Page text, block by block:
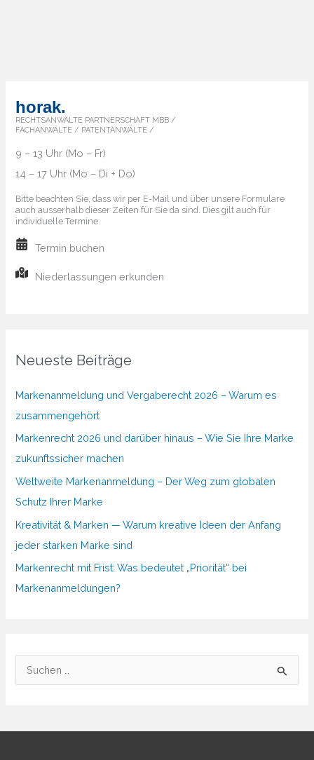
horak.
RECHTSANWÄLTE PARTNERSCHAFT MBB /
FACHANWÄLTE / PATENTANWÄLTE /
9 – 13 Uhr (Mo – Fr)
14 – 17 Uhr (Mo – Di + Do)
Bitte beachten Sie, dass wir per E-Mail und über unsere Formulare
auch ausserhalb dieser Zeiten für Sie da sind. Dies gilt auch für
individuelle Termine.
Termin buchen
Niederlassungen erkunden
Neueste Beiträge
Markenanmeldung und Vergaberecht 2026 – Warum es
zusammengehört
Markenrecht 2026 und darüber hinaus – Wie Sie Ihre Marke
zukunftssicher machen
Weltweite Markenanmeldung – Der Weg zum globalen
Schutz Ihrer Marke
Kreativität & Marken — Warum kreative Ideen der Anfang
jeder starken Marke sind
Markenrecht mit Frist: Was bedeutet „Priorität“ bei
Markenanmeldungen?
u